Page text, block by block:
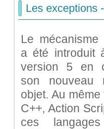
Les exceptions
Le
a été introduit
version 5 en
son nouveau
objet. Au
C++, Action
ces